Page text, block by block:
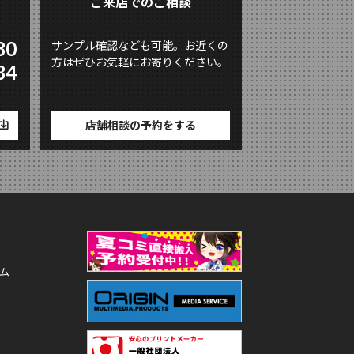
サンプル確認なども可能。お近くの
方はぜひお気軽にお寄りください。
店舗相談の予約をする